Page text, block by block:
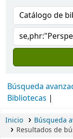
Búsqueda
Bibliotecas
Inicio
Búsqueda
Resultados de